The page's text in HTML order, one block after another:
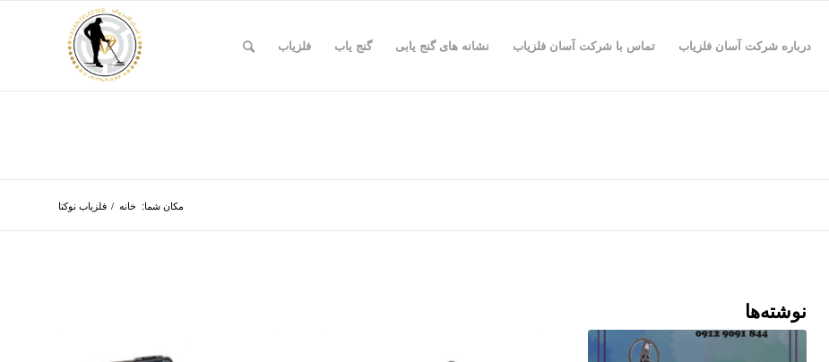
درباره شرکت آسان فلزیاب تماس با شرکت آسان فلزیاب نشانه های گنج یابی گنج یاب فلزیاب
مکان شما: خانه / فلزیاب نوکتا
نوشته‌ها